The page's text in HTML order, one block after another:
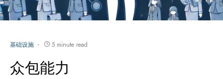
基础设施 5 minute read
众包能力